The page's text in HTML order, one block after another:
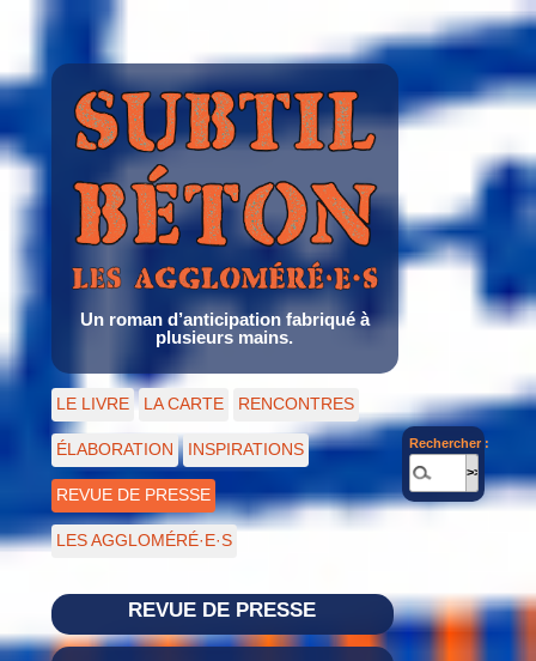
Un roman d’anticipation fabriqué à
plusieurs mains.
LE LIVRE LA CARTE RENCONTRES
ÉLABORATION INSPIRATIONS
REVUE DE PRESSE
LES AGGLOMÉRÉ·E·S
Rechercher :
REVUE DE PRESSE